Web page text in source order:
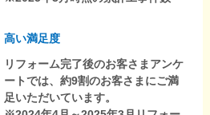
高い満足度
リフォーム完了後のお客さまアンケ
ートでは、約9割のお客さまにご満
足いただいています。